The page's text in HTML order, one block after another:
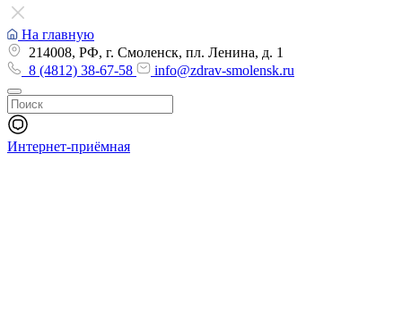
На главную
214008, РФ, г. Смоленск, пл. Ленина, д. 1
8 (4812) 38-67-58
info@zdrav-smolensk.ru
Интернет-приёмная